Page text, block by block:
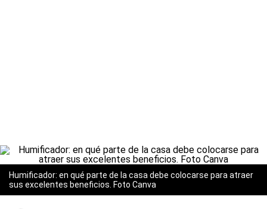
Humificador: en qué parte de la casa debe colocarse para atraer
sus excelentes beneficios. Foto Canva